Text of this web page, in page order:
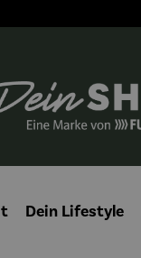
Dein Lifestyle